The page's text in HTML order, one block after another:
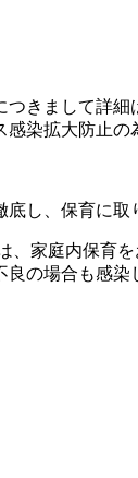
きまして詳細
染拡大防止
し、保育に
、家庭内保育を
の場合も感